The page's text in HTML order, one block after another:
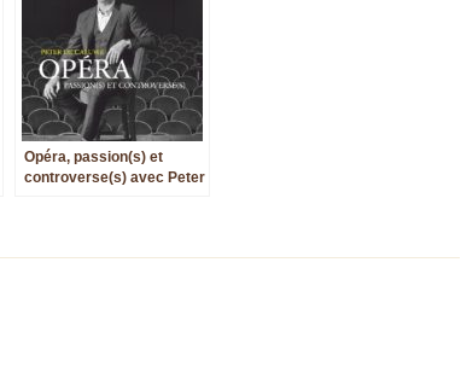
Opéra, passion(s) et
controverse(s) avec Peter